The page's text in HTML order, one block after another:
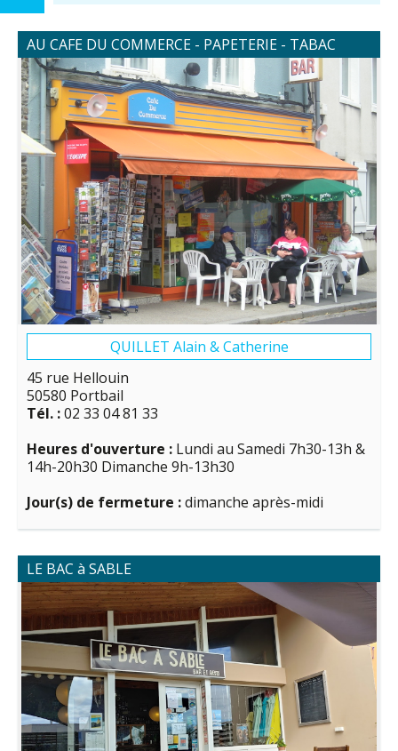
AU CAFE DU COMMERCE - PAPETERIE - TABAC
QUILLET Alain & Catherine
45 rue Hellouin
50580 Portbail
Tél. :02 33 04 81 33
Heures d'ouverture : Lundi au Samedi 7h30-13h &
14h-20h30 Dimanche 9h-13h30
Jour(s) de fermeture :dimanche après-midi
LE BAC à SABLE